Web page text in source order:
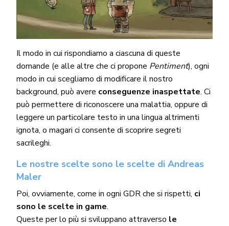
Il modo in cui rispondiamo a ciascuna di queste
domande (e alle altre che ci propone Pentiment), ogni
modo in cui scegliamo di modificare il nostro
background, può avere conseguenze inaspettate. Ci
può permettere di riconoscere una malattia, oppure di
leggere un particolare testo in una lingua altrimenti
ignota, o magari ci consente di scoprire segreti
sacrileghi.
Le nostre scelte sono le scelte di Andreas
Maler
Poi, ovviamente, come in ogni GDR che si rispetti, ci
sono le scelte in game.
Queste per lo più si sviluppano attraverso le